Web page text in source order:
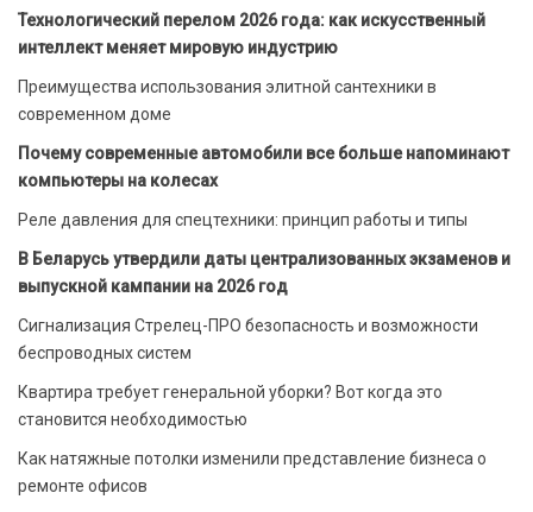
Технологический перелом 2026 года: как искусственный
интеллект меняет мировую индустрию
Преимущества использования элитной сантехники в
современном доме
Почему современные автомобили все больше напоминают
компьютеры на колесах
Реле давления для спецтехники: принцип работы и типы
В Беларусь утвердили даты централизованных экзаменов и
выпускной кампании на 2026 год
Сигнализация Стрелец-ПРО безопасность и возможности
беспроводных систем
Квартира требует генеральной уборки? Вот когда это
становится необходимостью
Как натяжные потолки изменили представление бизнеса о
ремонте офисов